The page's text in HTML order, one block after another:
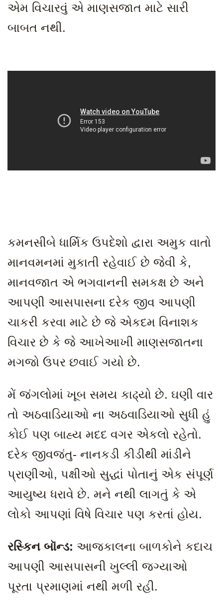
એમ વિચારવું એ માણસજાત માટે સારી
બાબત નથી.
કમનસીબે ધાર્મિક ઉપદેશો દ્વારા અમુક વાતો
માનવમનમાં મુકાતી રહેવાઈ છે જેવી કે,
માનવજાત એ ભગવાનની સમકક્ષ છે અને
આપણી આસપાસના દરેક જીવ આપણી
ચાકરી કરવા માટે છે જે એકદમ વિનાશક
વિચાર છે કે જે આખેઆખી માણસજાતના
મગજો ઉપર છવાઈ ગયો છે.
મેં જંગલોમાં ખૂબ સમય કાઢ્યો છે. ઘણી વાર
તો અઠવાડિયાઓ ના અઠવાડિયાઓ સુધી હું
કોઈ પણ બાહ્ય મદદ વગર એકલો રહેતો.
દરેક જીવજંતુ- નાનકડી કીડીથી માંડીને
પ્રાણીઓ, પક્ષીઓ સુદ્ધાં પોતાનું એક સંપૂર્ણ
આયુષ્ય ધરાવે છે. મને નથી લાગતું કે એ
લોકો આપણાં વિષે વિચાર પણ કરતાં હોય.
રસ્કિન બૉન્ડ: આજકાલના બાળકોને કદાચ
આપણી આસપાસની ખુલ્લી જગ્યાઓ
પૂરતા પ્રમાણમાં નથી મળી રહી.